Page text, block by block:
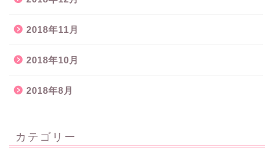
2018年11月
2018年10月
2018年8月
カテゴリー